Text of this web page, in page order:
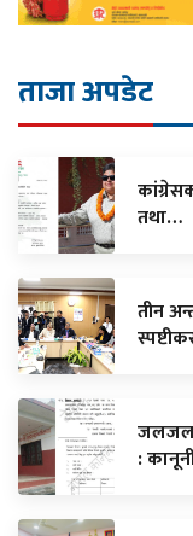
ताजा अपडेट
तथा…
तीन
: